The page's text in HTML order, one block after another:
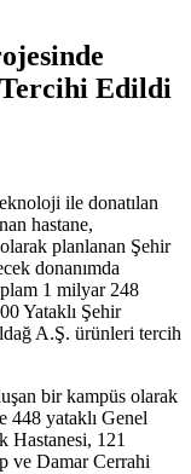
Edildi
ile donatılan
hastane,
planlanan Şehir
donanımda
1 milyar 248
Yataklı Şehir
A.Ş. ürünleri tercih
bir kampüs olarak
448 yataklı Genel
Hastanesi, 121
ve Damar Cerrahi